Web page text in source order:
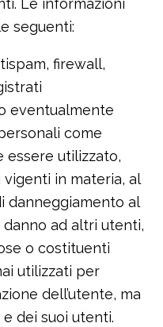
Le informazioni
seguenti:
firewall,
eventualmente
come
essere utilizzato,
in materia, al
danneggiamento al
ad altri utenti,
o costituenti
utilizzati per
dell’utente, ma
dei suoi utenti.